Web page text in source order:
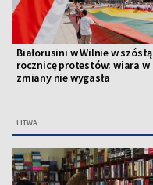
Białorusini w Wilnie w szóstą
rocznicę protestów: wiara w
zmiany nie wygasła
LITWA